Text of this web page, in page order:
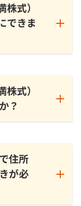
式）
できま
式）
？
住所
が必